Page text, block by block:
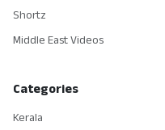
Shortz
Middle East Videos
Categories
Kerala